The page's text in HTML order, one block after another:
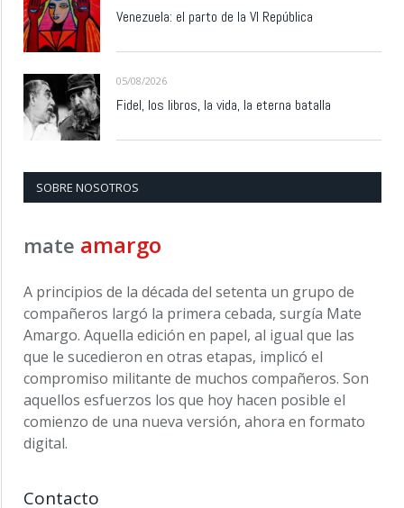
Venezuela: el parto de la VI República
05/08/2026
Fidel, los libros, la vida, la eterna batalla
SOBRE NOSOTROS
mate amargo
A principios de la década del setenta un grupo de
compañeros largó la primera cebada, surgía Mate
Amargo. Aquella edición en papel, al igual que las
que le sucedieron en otras etapas, implicó el
compromiso militante de muchos compañeros. Son
aquellos esfuerzos los que hoy hacen posible el
comienzo de una nueva versión, ahora en formato
digital.
Contacto